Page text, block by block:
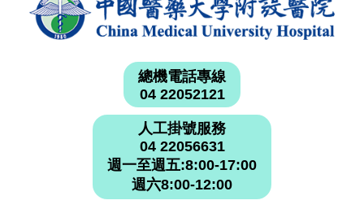
總機電話專線
04 22052121
人工掛號服務
04 22056631
週一至週五:8:00-17:00
週六8:00-12:00